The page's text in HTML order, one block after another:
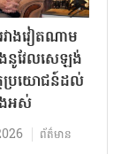
ាងវៀតណាម
នូវែលសេឡង់
ថប្រយោជន៍ដល់
ងអស់
ព័ត៌មាន